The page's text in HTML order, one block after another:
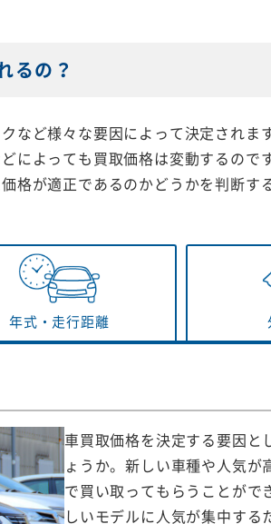
るの？
など様々な要因によって決定され
によっても買取価格は変動するの
格が適正であるのかどうかを判断
年式・ 走行距離
車買取価格を決定する要因と
ょうか。新しい車種や人気
で買い取ってもらうことがで
しいモデルに人気が集中する